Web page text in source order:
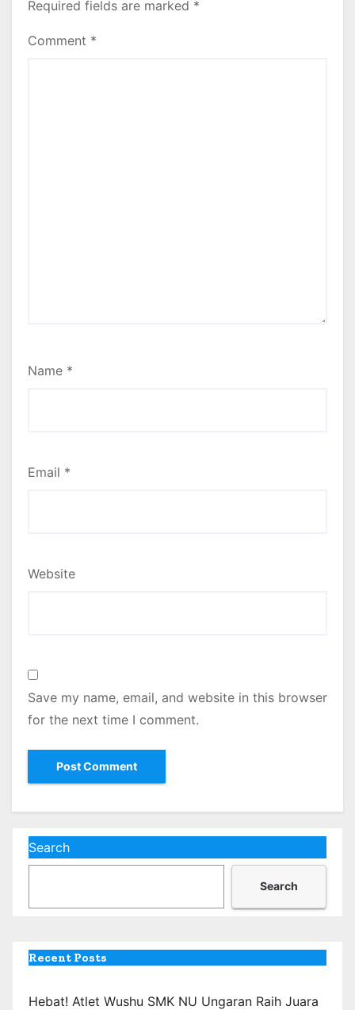
Required fields are marked *
Comment *
Name *
Email *
Website
Save my name, email, and website in this browser
for the next time I comment.
Search
Search
Recent Posts
Hebat! Atlet Wushu SMK NU Ungaran Raih Juara